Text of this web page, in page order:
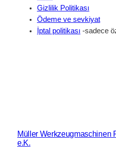
Gizlilik Politikası
Ödeme ve sevkiyat
İptal politikası -sadece
Müller Werkzeugmaschinen
e.K.